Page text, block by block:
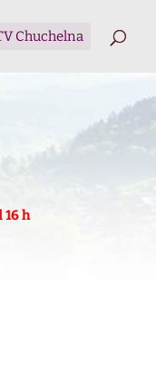
Chuchelna
16 h